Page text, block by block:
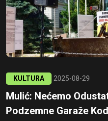
KULTURA 2025-08-29
Mulić: Nećemo
Podzemne Garaže